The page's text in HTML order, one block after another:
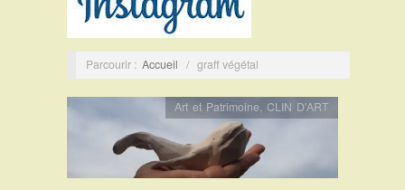
Parcourir : Accueil / graff végétal
Art et Patrimoine,CLIN D'ART